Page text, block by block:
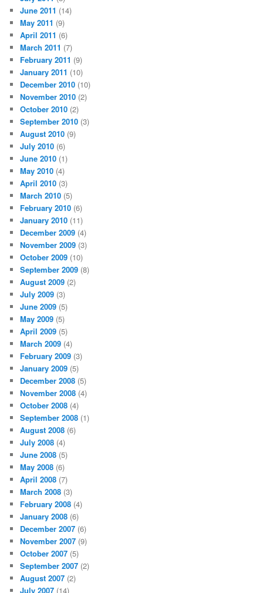
June 2011 (14)
May 2011 (9)
April 2011 (6)
March 2011 (7)
February 2011 (9)
January 2011 (10)
December 2010 (10)
November 2010 (2)
October 2010 (2)
September 2010 (3)
August 2010 (9)
July 2010 (6)
June 2010 (1)
May 2010 (4)
April 2010 (3)
March 2010 (5)
February 2010 (6)
January 2010 (11)
December 2009 (4)
November 2009 (3)
October 2009 (10)
September 2009 (8)
August 2009 (2)
July 2009 (3)
June 2009 (5)
May 2009 (5)
April 2009 (5)
March 2009 (4)
February 2009 (3)
January 2009 (5)
December 2008 (5)
November 2008 (4)
October 2008 (4)
September 2008 (1)
August 2008 (6)
July 2008 (4)
June 2008 (5)
May 2008 (6)
April 2008 (7)
March 2008 (3)
February 2008 (4)
January 2008 (6)
December 2007 (6)
November 2007 (9)
October 2007 (5)
September 2007 (2)
August 2007 (2)
July 2007 (14)